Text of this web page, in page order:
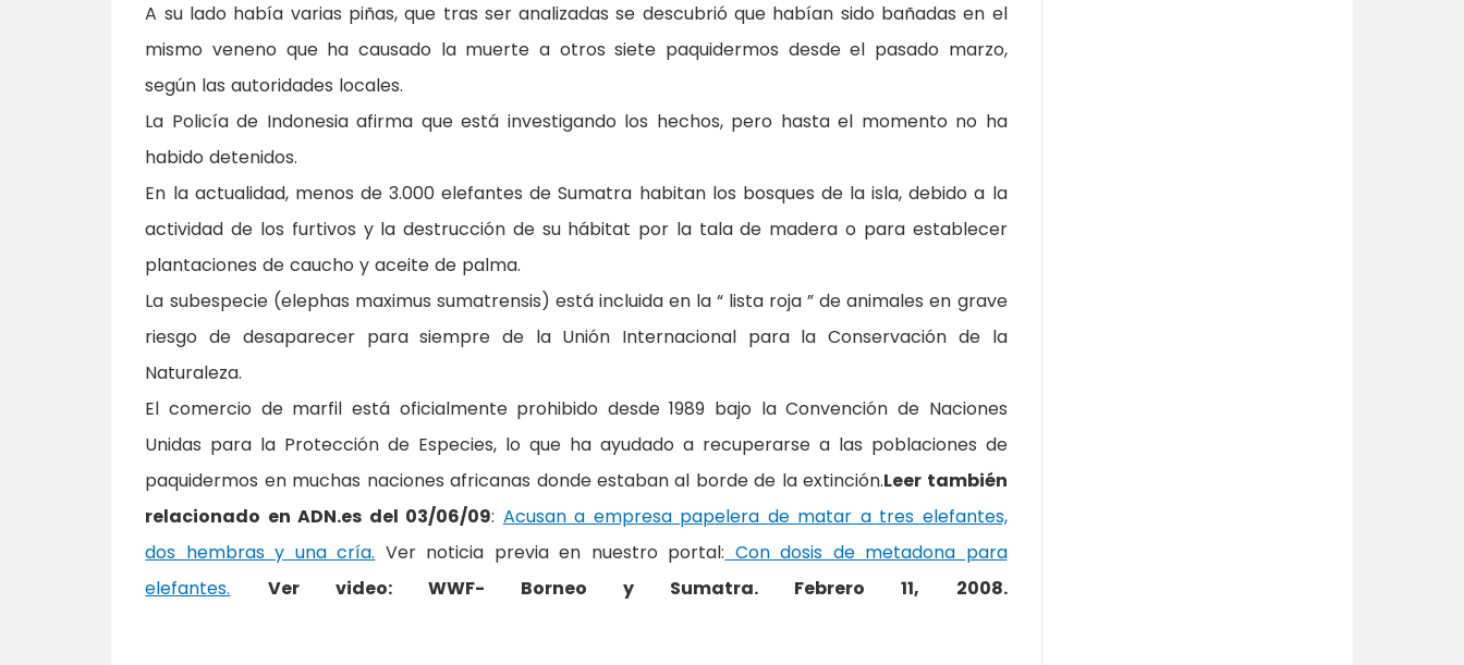
A su lado había varias piñas, que tras ser analizadas se descubrió que habían sido bañadas en el
mismo veneno que ha causado la muerte a otros siete paquidermos desde el pasado marzo,
según las autoridades locales.
La Policía de Indonesia afirma que está investigando los hechos, pero hasta el momento no ha
habido detenidos.
En la actualidad, menos de 3.000 elefantes de Sumatra habitan los bosques de la isla, debido a la
actividad de los furtivos y la destrucción de su hábitat por la tala de madera o para establecer
plantaciones de caucho y aceite de palma.
La subespecie (elephas maximus sumatrensis) está incluida en la “ lista roja ” de animales en grave
riesgo de desaparecer para siempre de la Unión Internacional para la Conservación de la
Naturaleza.
El comercio de marfil está oficialmente prohibido desde 1989 bajo la Convención de Naciones
Unidas para la Protección de Especies, lo que ha ayudado a recuperarse a las poblaciones de
paquidermos en muchas naciones africanas donde estaban al borde de la extinción.Leer también
relacionado en ADN.es del 03/06/09: Acusan a empresa papelera de matar a tres elefantes,
dos hembras y una cría. Ver noticia previa en nuestro portal: Con dosis de metadona para
elefantes.
Ver video: WWF- Borneo y Sumatra. Febrero 11, 2008.